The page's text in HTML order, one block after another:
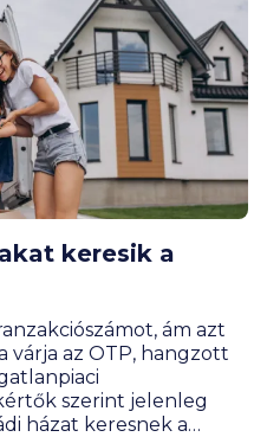
keresik a
ám azt
várja az OTP, hangzott
szerint jelenleg
házat keresnek a